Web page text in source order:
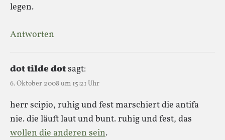
legen.
Antworten
dot tilde dotsagt:
6. Oktober 2008 um 15:21 Uhr
herr scipio, ruhig und fest marschiert die antifa
nie. die läuft laut und bunt. ruhig und fest, das
wollen die anderen sein.